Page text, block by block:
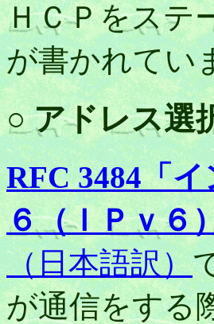
ＨＣＰをステ
が書かれてい
○ アドレス選
RFC 3484「
６（ＩＰｖ６
（日本語訳）
が通信をする